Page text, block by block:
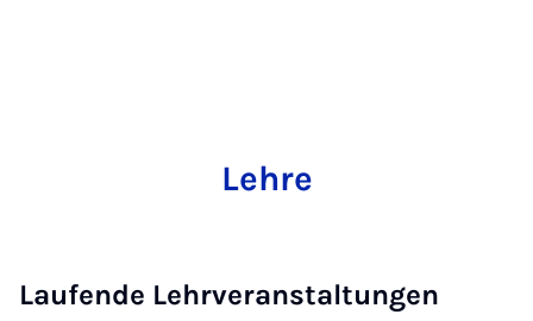
Lehre
Laufende Lehrveranstaltungen